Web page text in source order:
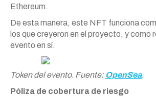
Ethereum.
De esta manera, este NFT funciona
los que creyeron en el proyecto, y como
evento en sí.
Token del evento. Fuente: OpenSea.
Póliza de cobertura de riesgo